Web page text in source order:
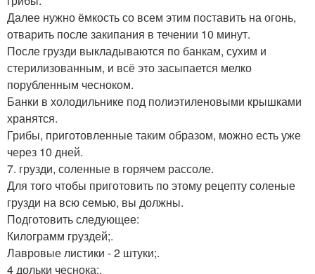
Далее нужно ёмкость со всем этим поставить на огонь,
отварить после закипания в течении 10 минут.
После грузди выкладываются по банкам, сухим и
стерилизованным, и всё это засыпается мелко
порубленным чесноком.
Банки в холодильнике под полиэтиленовыми крышками
хранятся.
Грибы, приготовленные таким образом, можно есть уже
через 10 дней.
7. грузди, соленные в горячем рассоле.
Для того чтобы приготовить по этому рецепту соленые
грузди на всю семью, вы должны.
Подготовить следующее:
Килограмм груздей;.
Лавровые листики - 2 штуки;.
4 дольки чеснока;.